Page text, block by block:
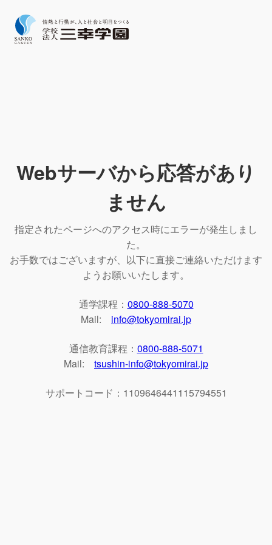
Webサーバから応答があり
ません
指定されたページへのアクセス時にエラーが発生しまし
た。
お手数ではございますが、以下に直接ご連絡いただけます
ようお願いいたします。
通学課程： 0800-888-5070
Mail: info@tokyomirai.jp
通信教育課程： 0800-888-5071
Mail: tsushin-info@tokyomirai.jp
サポートコード：1109646441115794551